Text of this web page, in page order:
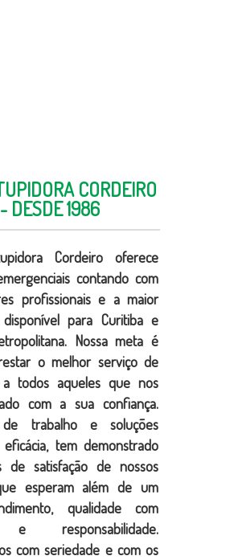
CORDEIRO
- DESDE 1986
Cordeiro oferece
contando com
profissionais e a maior
para Curitiba e
Nossa meta é
o melhor serviço de
a todos aqueles que nos
com a sua confiança.
de trabalho e soluções
tem demonstrado
de satisfação de nossos
esperam além de um
qualidade com
responsabilidade.
com seriedade e com os